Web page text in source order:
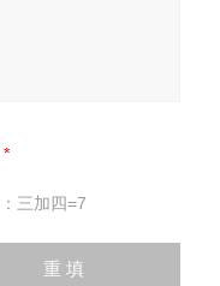
三加四=7